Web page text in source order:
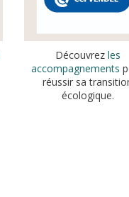
Découvrez les
accompagnements
réussir sa
écologique.